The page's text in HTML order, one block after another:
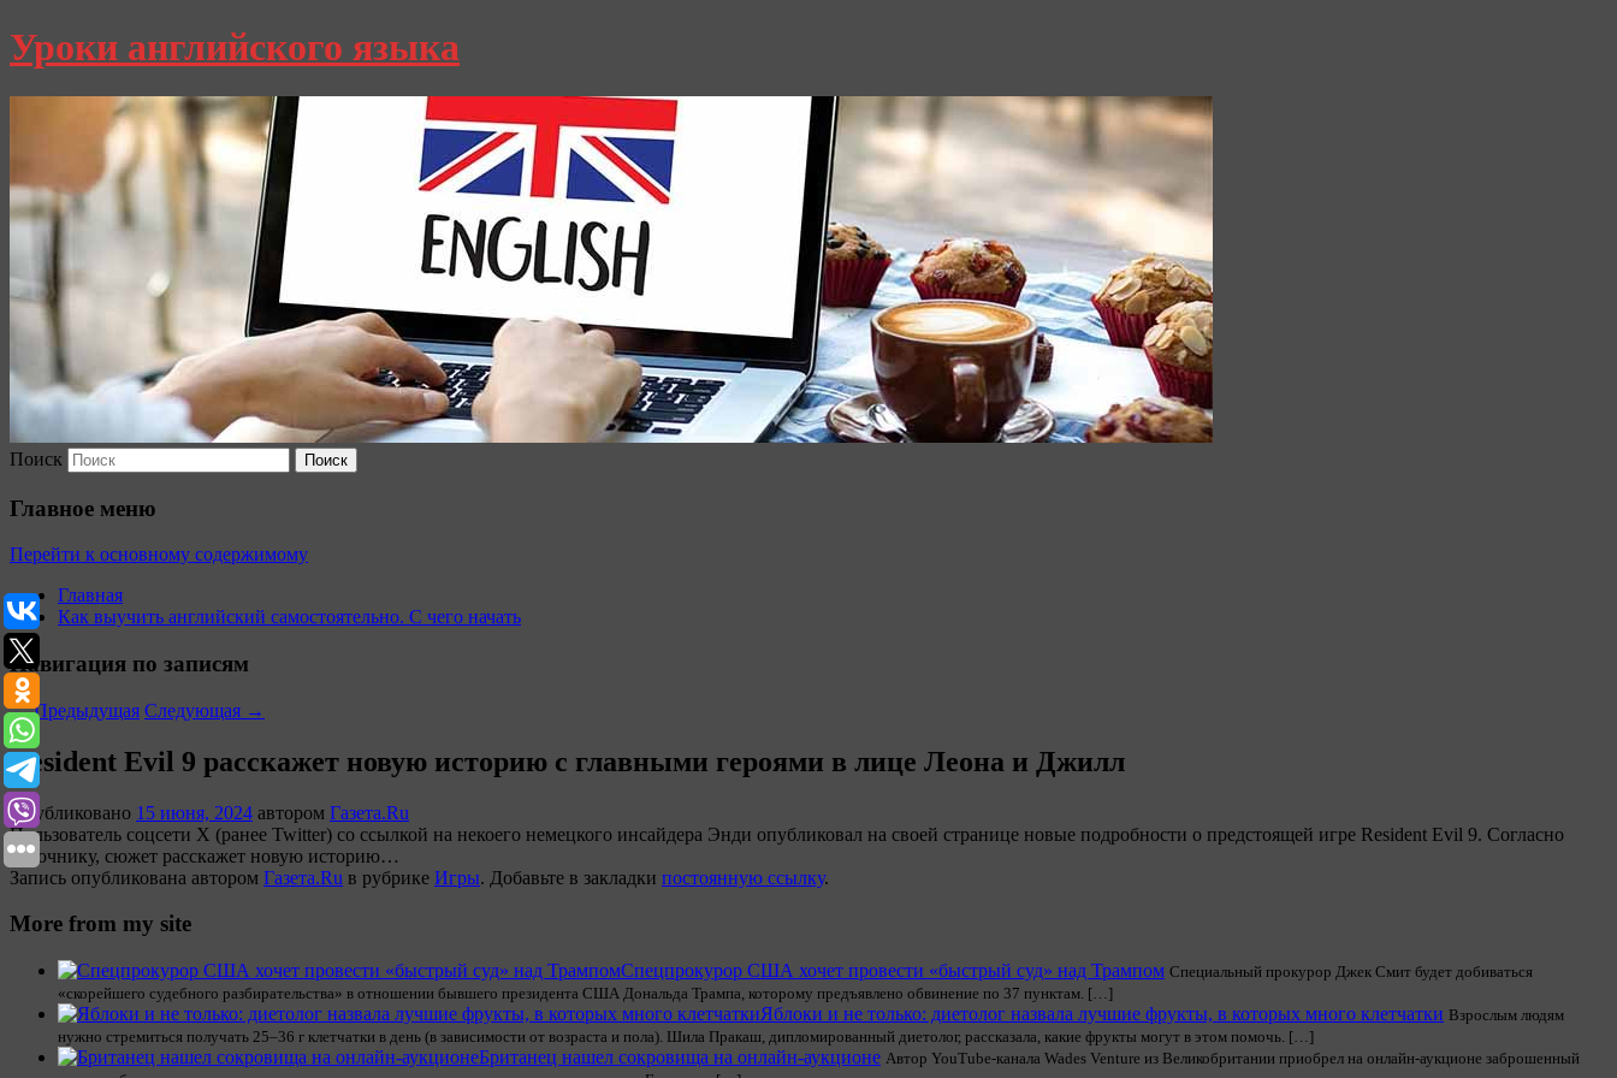
Уроки английского языка
Поиск
Главное меню
Перейти к основному содержимому
Главная
Как выучить английский самостоятельно. С чего начать
Навигация по записям
←Предыдущая Следующая →
Resident Evil 9 расскажет новую историю с главными героями в лице Леона и Джилл
Опубликовано 15 июня, 2024 автором Газета.Ru
Пользователь соцсети X (ранее Twitter) со ссылкой на некоего немецкого инсайдера Энди опубликовал на своей странице новые подробности о предстоящей игре Resident Evil 9. Согласно
источнику, сюжет расскажет новую историю…
Запись опубликована автором Газета.Ru в рубрике Игры. Добавьте в закладки постоянную ссылку.
More from my site
Спецпрокурор США хочет провести «быстрый суд» над Трампом Специальный прокурор Джек Смит будет добиваться
«скорейшего судебного разбирательства» в отношении бывшего президента США Дональда Трампа, которому предъявлено обвинение по 37 пунктам. […]
Яблоки и не только: диетолог назвала лучшие фрукты, в которых много клетчатки Взрослым людям
нужно стремиться получать 25–36 г клетчатки в день (в зависимости от возраста и пола). Шила Пракаш, дипломированный диетолог, рассказала, какие фрукты могут в этом помочь. […]
Британец нашел сокровища на онлайн-аукционе Автор YouTube-канала Wades Venture из Великобритании приобрел на онлайн-аукционе заброшенный